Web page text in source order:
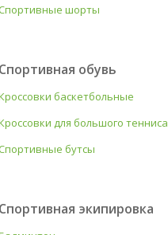
шорты
Спортивная обувь
баскетбольные
для большого тенниса
бутсы
Спортивная экипировка